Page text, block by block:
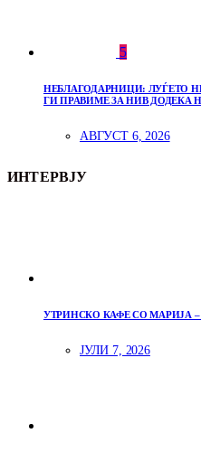
5
НЕБЛАГОДАРНИЦИ: ЛУЃЕТО
ГИ ПРАВИМЕ ЗА НИВ ДОДЕКА
АВГУСТ 6, 2026
ИНТЕРВЈУ
УТРИНСКО КАФЕ СО МАРИЈА
ЈУЛИ 7, 2026